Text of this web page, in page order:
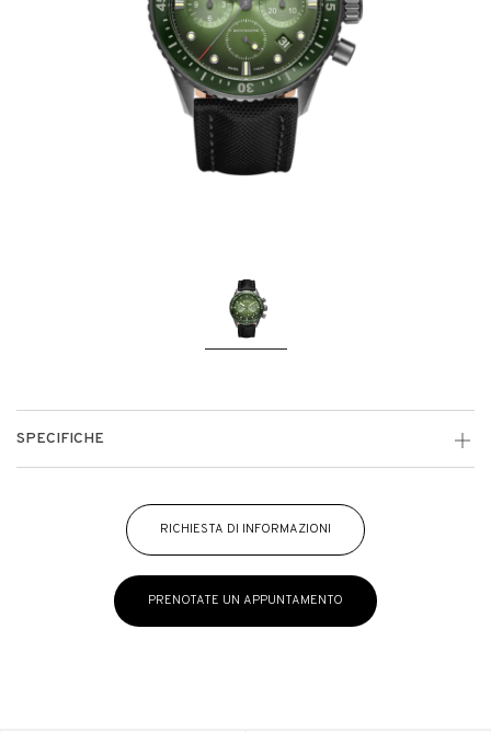
SPECIFICHE
RICHIESTA DI INFORMAZIONI
PRENOTATE UN APPUNTAMENTO